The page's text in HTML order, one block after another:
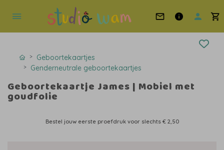
Geboortekaartjes
Genderneutrale geboortekaartjes
Geboortekaartje James | Mobiel met
goudfolie
Bestel jouw eerste proefdruk voor slechts € 2,50